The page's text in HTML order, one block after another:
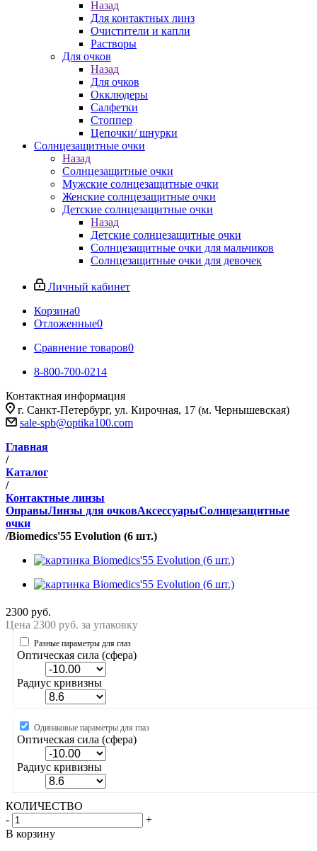
Назад
Для контактных линз
Очистители и капли
Растворы
Для очков
Назад
Для очков
Окклюдеры
Салфетки
Стоппер
Цепочки/ шнурки
Солнцезащитные очки
Назад
Солнцезащитные очки
Мужские солнцезащитные очки
Женские солнцезащитные очки
Детские солнцезащитные очки
Назад
Детские солнцезащитные очки
Солнцезащитные очки для мальчиков
Солнцезащитные очки для девочек
Личный кабинет
Корзина0
Отложенные0
Сравнение товаров0
8-800-700-0214
Контактная информация
г. Санкт-Петербург, ул. Кирочная, 17 (м. Чернышевская)
sale-spb@optika100.com
Главная
/
Каталог
/
Контактные линзы
ОправыЛинзы для очковАксессуарыСолнцезащитные
очки
/Biomedics'55 Evolution (6 шт.)
2300 руб.
Цена 2300 руб. за упаковку
Разные параметры для глаз
Оптическая сила (сфера)
Радиус кривизны
Одинаковые параметры для глаз
Оптическая сила (сфера)
Радиус кривизны
КОЛИЧЕСТВО
-
+
В корзину